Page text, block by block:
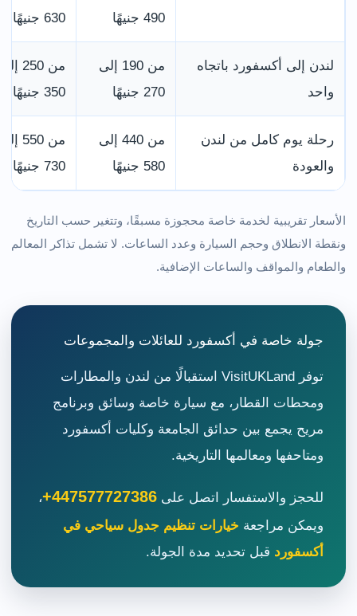
490 جنيهًا
630 جنيهًا
لندن إلى أكسفورد باتجاه
واحد
من 190 إلى
270 جنيهًا
من 250 إلى
350 جنيهًا
رحلة يوم كامل من لندن
والعودة
من 440 إلى
580 جنيهًا
من 550 إلى
730 جنيهًا
الأسعار تقريبية لخدمة خاصة محجوزة مسبقًا، وتتغير حسب التاريخ
ونقطة الانطلاق وحجم السيارة وعدد الساعات. لا تشمل تذاكر المعالم
والطعام والمواقف والساعات الإضافية.
جولة خاصة في أكسفورد للعائلات والمجموعات
توفر VisitUKLand استقبالًا من لندن والمطارات
ومحطات القطار، مع سيارة خاصة وسائق وبرنامج
مريح يجمع بين حدائق الجامعة وكليات أكسفورد
ومتاحفها ومعالمها التاريخية.
للحجز والاستفسار اتصل على +447577727386،
ويمكن مراجعة خيارات تنظيم جدول سياحي في
أكسفورد قبل تحديد مدة الجولة.